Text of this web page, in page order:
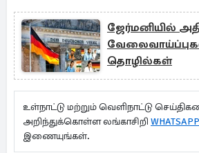
ஜேர்மனியில்
தொழில்கள்
உள்நாட்டு மற்றும் வெளிநாட்டு
அறிந்துக்கொள்ள லங்காசிறி
இணையுங்கள்.